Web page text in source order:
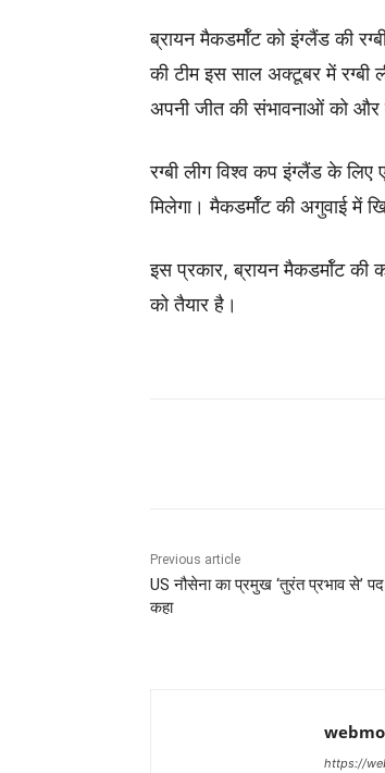
ब्रायन मैकडर्मॉट को इंग्लैंड की
की टीम इस साल अक्टूबर में रग्बी
अपनी जीत की संभावनाओं को
रग्बी लीग विश्व कप इंग्लैंड के
मिलेगा। मैकडर्मॉट की अगुवाई में
इस प्रकार, ब्रायन मैकडर्मॉट
को तैयार है।
Previous article
US नौसेना का प्रमुख ‘तुरंत प्रभाव से’
कहा
https://